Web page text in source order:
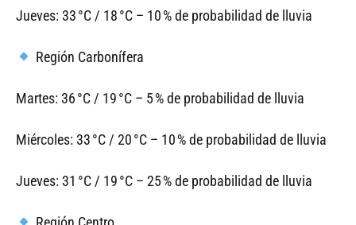
Jueves: 33 °C / 18 °C – 10 % de probabilidad de lluvia
Región Carbonífera
Martes: 36 °C / 19 °C – 5 % de probabilidad de lluvia
Miércoles: 33 °C / 20 °C – 10 % de probabilidad de lluvia
Jueves: 31 °C / 19 °C – 25 % de probabilidad de lluvia